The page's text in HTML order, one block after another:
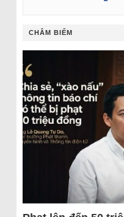
CHÂM BIẾM